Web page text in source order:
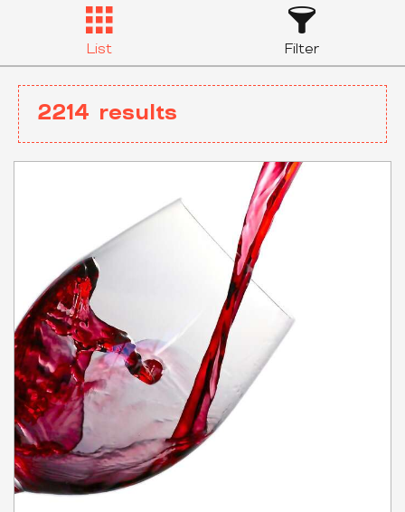
List Filter
2214 results